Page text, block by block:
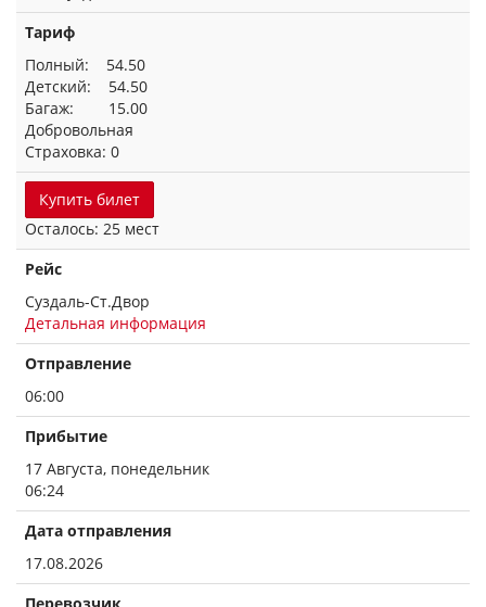
Тариф
Полный: 54.50
Детский: 54.50
Багаж: 15.00
Добровольная
Страховка: 0
Купить билет
Осталось: 25 мест
Рейс
Суздаль-Ст.Двор
Детальная информация
Отправление
06:00
Прибытие
17 Августа, понедельник
06:24
Дата отправления
17.08.2026